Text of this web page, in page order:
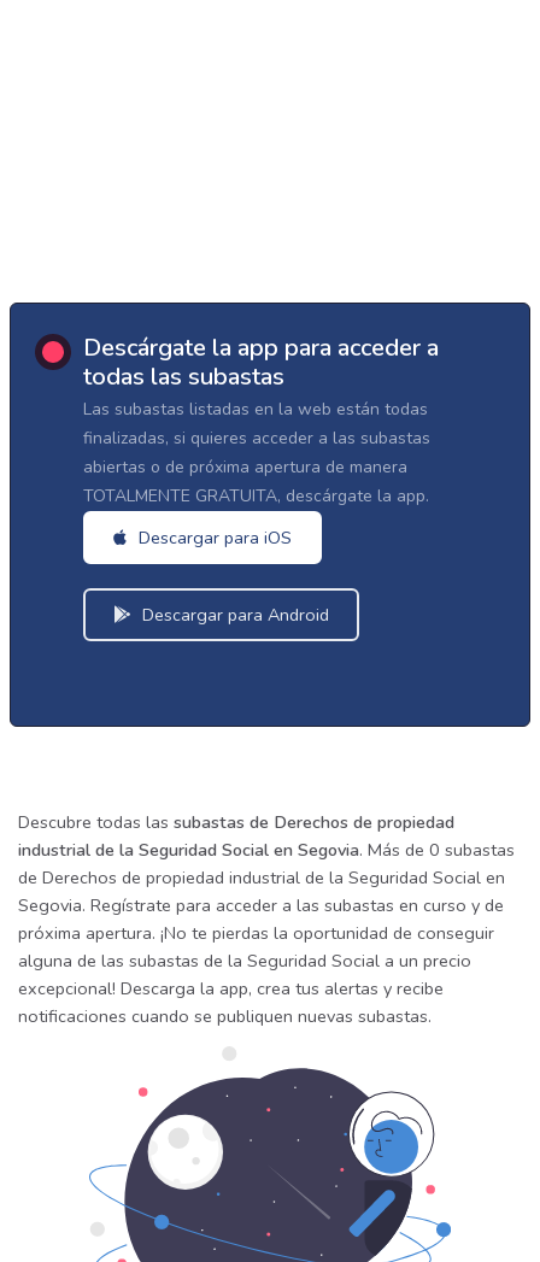
Descárgate la app para acceder a
todas las subastas
Las subastas listadas en la web están todas
finalizadas, si quieres acceder a las subastas
abiertas o de próxima apertura de manera
TOTALMENTE GRATUITA, descárgate la app.
Descargar para iOS
Descargar para Android
Descubre todas las subastas de Derechos de propiedad
industrial de la Seguridad Social en Segovia. Más de 0 subastas
de Derechos de propiedad industrial de la Seguridad Social en
Segovia. Regístrate para acceder a las subastas en curso y de
próxima apertura. ¡No te pierdas la oportunidad de conseguir
alguna de las subastas de la Seguridad Social a un precio
excepcional! Descarga la app, crea tus alertas y recibe
notificaciones cuando se publiquen nuevas subastas.